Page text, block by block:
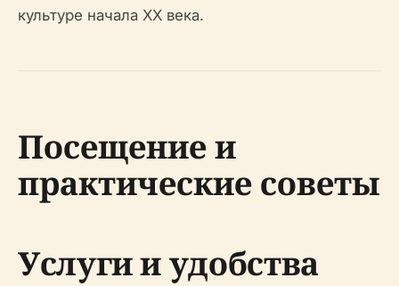
культуре начала XX века.
Посещение и
практические советы
Услуги и удобства